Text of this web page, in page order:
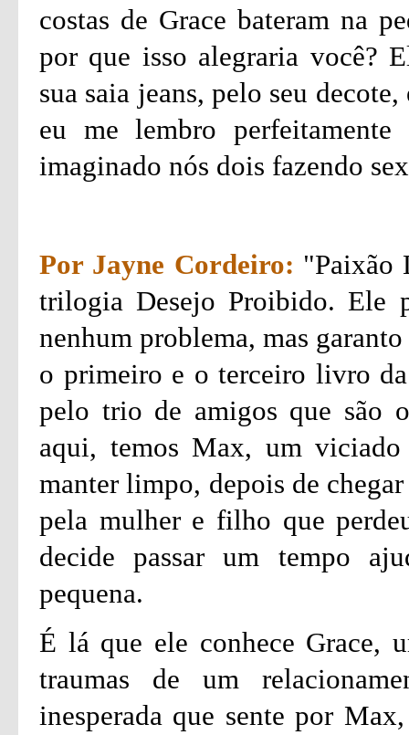
costas de Grace bateram na
por que isso alegraria você?
sua saia jeans, pelo seu
eu me lembro
imaginado nós dois fazendo
Por Jayne Cordeiro: "Paixão
trilogia Desejo Proibido. Ele
nenhum problema, mas
o primeiro e o terceiro livro
pelo trio de amigos que são
aqui, temos Max, um viciado
manter limpo, depois de
pela mulher e filho que
decide passar um tempo
pequena.
É lá que ele conhece Grace,
traumas de um
inesperada que sente por